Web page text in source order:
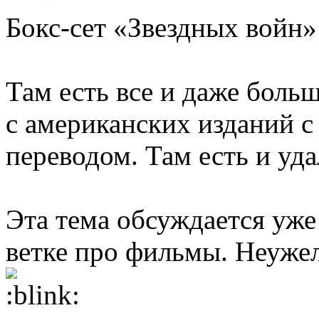
Бокс-сет «Звездных
Там есть все и даже
с американских изданий
переводом. Там есть и
Эта тема обсуждается
ветке про фильмы.